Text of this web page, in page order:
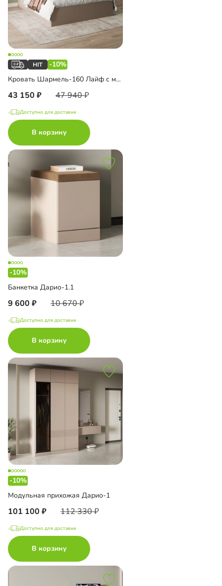
-10%
Кровать Шармель-160 Лайф с мягким изголовьем
43 150 47 940
Доступно для доставки
В корзину
-10%
Банкетка Дарио-1.1
9 600 10 670
Доступно для доставки
В корзину
-10%
Модульная прихожая Дарио-1
101 100 112 330
Доступно для доставки
В корзину